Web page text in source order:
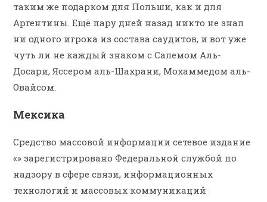
таким же подарком для Польши, как и для
Аргентины. Ещё пару дней назад никто не знал
ни одного игрока из состава саудитов, и вот уже
чуть ли не каждый знаком с Салемом Аль-
Досари, Яссером аль-Шахрани, Мохаммедом аль-
Овайсом.
Мексика
Средство массовой информации сетевое издание
«» зарегистрировано Федеральной службой по
надзору в сфере связи, информационных
технологий и массовых коммуникаций